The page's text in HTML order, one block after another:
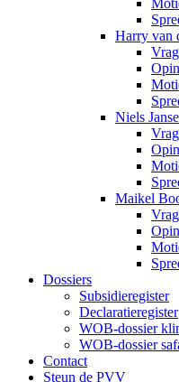
Harry van
Niels
Maikel
Dossiers
Subsidieregister
Declaratieregister
WOB-dossier
WOB-dossier
Contact
Steun de PVV